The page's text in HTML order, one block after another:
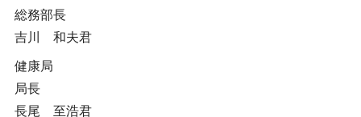
総務部長
吉川 和夫君
健康局
局長
長尾 至浩君